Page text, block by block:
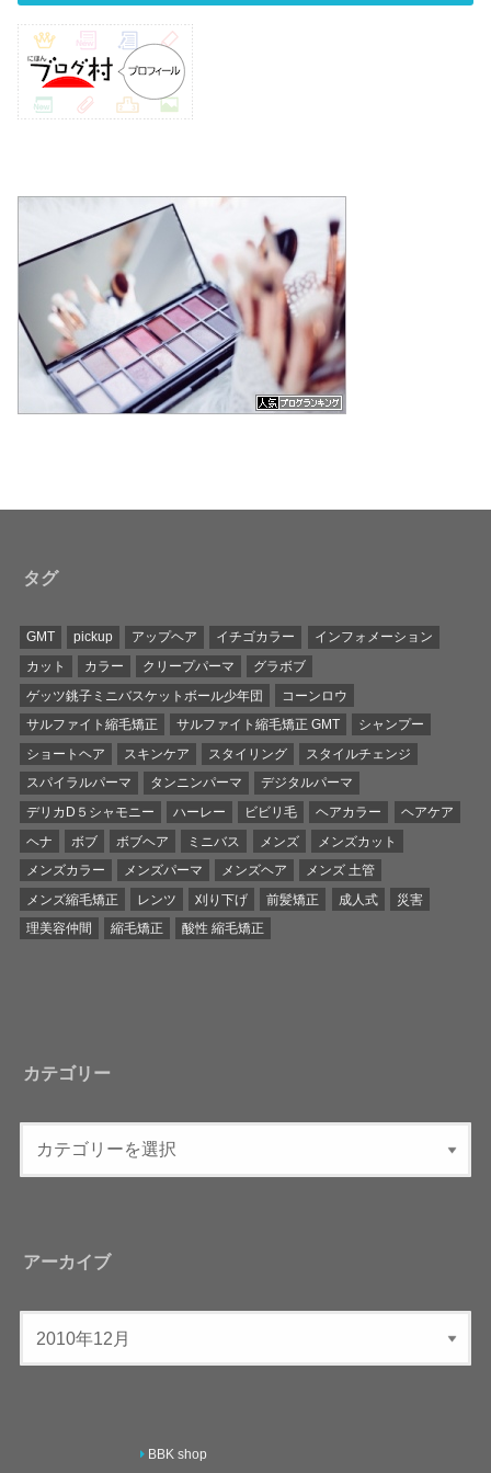
タグ
GMT pickup アップヘア イチゴカラー
インフォメーション
カット
カラー クリープパーマ
グラボブ
ゲッツ銚子ミニバスケットボール少年団
コーンロウ
サルファイト縮毛矯正
サルファイト縮毛矯正 GMT
シャンプー
ショートヘア
スキンケア スタイリング
スタイルチェンジ
スパイラルパーマ
タンニンパーマ
デジタルパーマ
デリカD５シャモニー
ハーレー ビビリ毛 ヘアカラー
ヘアケア
ヘナ
ボブ ボブヘア ミニバス メンズ
メンズカット
メンズカラー
メンズパーマ メンズヘア
メンズ 土管
メンズ縮毛矯正
レンツ 刈り下げ 前髪矯正 成人式
災害
理美容仲間
縮毛矯正 酸性 縮毛矯正
カテゴリー
アーカイブ
BBK shop